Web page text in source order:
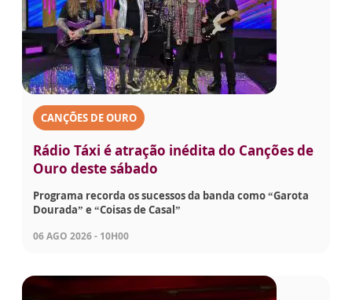
CANÇÕES DE OURO
Rádio Táxi é atração inédita do Canções de
Ouro deste sábado
Programa recorda os sucessos da banda como “Garota
Dourada” e “Coisas de Casal”
06 AGO 2026 - 10H00